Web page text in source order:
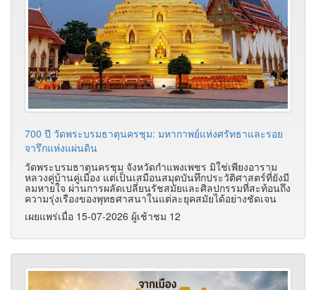
700 ปี วัดพระบรมธาตุนครชุม: มหากาพย์แห่งศรัทธาและรอย
จารึกแห่งแผ่นดิน
วัดพระบรมธาตุนครชุม จังหวัดกำแพงเพชร มิใช่เพียงอาราม
หลวงคู่บ้านคู่เมือง แต่เป็นเสมือนสมุดบันทึกประวัติศาสตร์ที่ยังมี
ลมหายใจ ผ่านการผลัดเปลี่ยนรัชสมัยและศิลปกรรมที่สะท้อนถึง
ความรุ่งเรืองของพุทธศาสนาในแต่ละยุคสมัยได้อย่างชัดเจน
เผยแพร่เมื่อ 15-07-2026 ผู้เช้าชม 12